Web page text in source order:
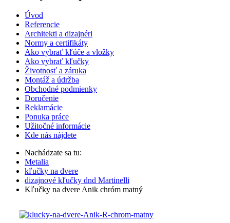
Úvod
Referencie
Architekti a dizajnéri
Normy a certifikáty
Ako vybrať kľúče a vložky
Ako vybrať kľučky
Životnosť a záruka
Montáž a údržba
Obchodné podmienky
Doručenie
Reklamácie
Ponuka práce
Užitočné informácie
Kde nás nájdete
Nachádzate sa tu:
Metalia
kľučky na dvere
dizajnové kľučky dnd Martinelli
Kľučky na dvere Anik chróm matný